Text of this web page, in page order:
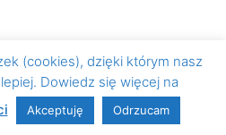
o 14:54
(cookies), dzięki którym nasz
Dowiedz się więcej na
Akceptuję Odrzucam